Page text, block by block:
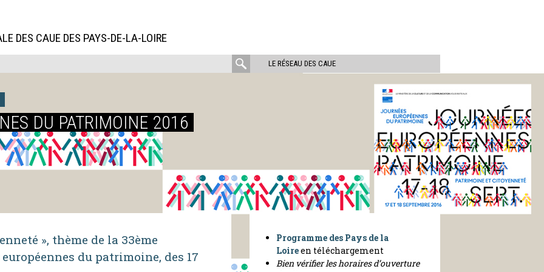
DES CAUE DES PAYS-DE-LA-LOIRE
LE RÉSEAU DES CAUE
rechercher
DU PATRIMOINE 2016
», thème de la 33ème
du patrimoine, des 17
Programme des Pays de la
Loireen téléchargement
Bien vérifier les horaires d’ouverture